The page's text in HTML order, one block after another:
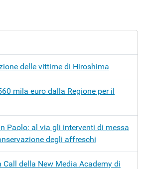
delle vittime di Hiroshima
mila euro dalla Regione per il
Paolo: al via gli interventi di messa
degli affreschi
Call della New Media Academy di